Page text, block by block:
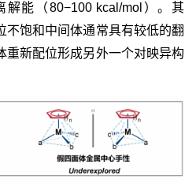
能（80−100 kcal/mol）。其
不饱和中间体通常具有较低的翻
重新配位形成另外一个对映异构